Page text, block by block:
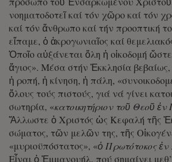
νοηματοδοτεῖ καί τόν χῶρο καί τόν
καί τόν ἄνθρωπο καί τήν προοπτική
εἴπαμε, ὁ ἀκρογωνιαῖος καί
Ὁποῖο αὐξάνεται ὅλη ἡ οἰκοδομή
ἅγιος». Μέσα στήν Ἐκκλησία
ἡ ροπή, ἡ κίνηση, ἡ πάλη,
ὅλους τούς πιστούς, γιά νά γίνει
σωτηρία, «κατοικητήριον τοῦ Θεοῦ
Ἄλλωστε ὁ Χριστός ὡς Κεφαλή τῆς
σώματος, τῶν μελῶν της, τῆς
«μυριοϋπόστατος», «ὁ Πρωτότοκος ἐν
Εἶναι ὁ Ἐμμανουήλ, πού σημαίνει